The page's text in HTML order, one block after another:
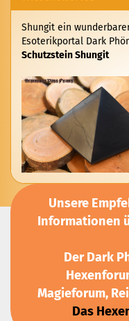
Shungit ein
Esoterikportal Dark
Schutzstein Shungit
Unsere
Informationen
Der Dark
Magieforum,
Das